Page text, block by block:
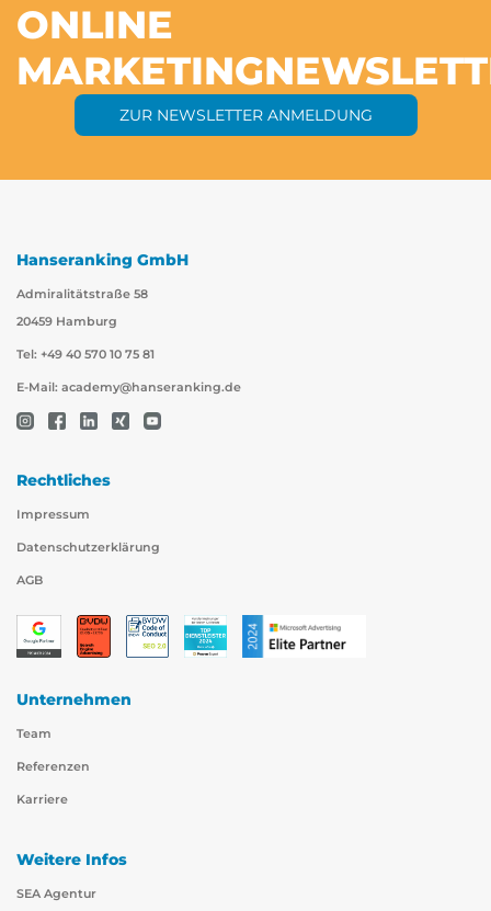
ONLINE
MARKETING
ZUR NEWSLETTER ANMELDUNG
Hanseranking GmbH
Admiralitätstraße 58
20459 Hamburg
Tel: +49 40 570 10 75 81
E-Mail: academy@hanseranking.de
Rechtliches
Impressum
Datenschutzerklärung
AGB
Unternehmen
Team
Referenzen
Karriere
Weitere Infos
SEA Agentur